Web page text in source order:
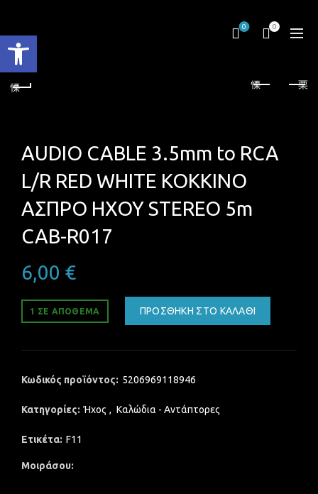
0 0
AUDIO CABLE 3.5mm to RCA
L/R RED WHITE ΚΟΚΚΙΝΟ
ΑΣΠΡΟ ΗΧΟΥ STEREO 5m
CAB-R017
6,00 €
1 ΣΕ ΑΠΌΘΕΜΑ ΠΡΟΣΘΉΚΗ ΣΤΟ ΚΑΛΆΘΙ
Κωδικός προϊόντος: 5206969118946
Κατηγορίες: Ήχος , Καλώδια - Αντάπτορες
Ετικέτα: F11
Μοιράσου
Ανοίξτε τη γραμμή εργαλείων